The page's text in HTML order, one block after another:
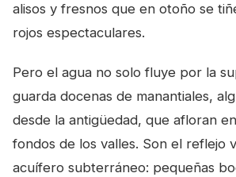
alisos y fresnos que en otoño se
rojos espectaculares.
Pero el agua no solo fluye por la
guarda docenas de manantiales,
desde la antigüedad, que afloran
fondos de los valles. Son el reflejo
acuífero subterráneo: pequeñas